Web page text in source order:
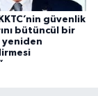
güvenlik
bütüncül bir
yeniden